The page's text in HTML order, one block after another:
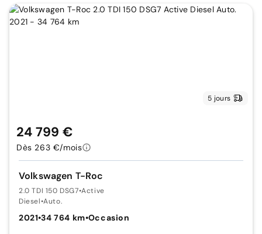
5 jours
Volkswagen T-Roc
2.0 TDI 150 DSG7•Active
Diesel•Auto.
2021•34 764 km•Occasion
24 799 €
Dès 263 €/mois